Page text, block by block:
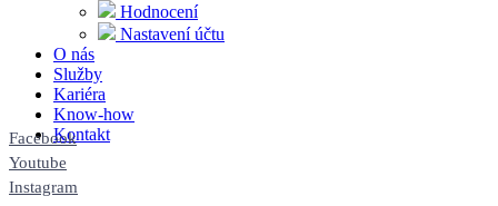
Hodnocení
Nastavení účtu
O nás
Služby
Kariéra
Know-how
Kontakt
Facebook
Youtube
Instagram